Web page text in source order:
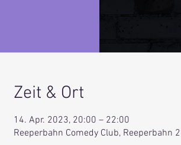
Zeit & Ort
14. Apr. 2023, 20:00 – 22:00
Reeperbahn Comedy Club, Reeperbahn